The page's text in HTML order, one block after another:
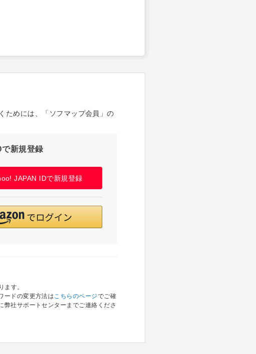
ためには、「ソフマップ会員」の
新規登録
JAPAN IDで新規登録
す。
ードの変更方法はこちらのページでご確
社サポートセンターまでご連絡くださ